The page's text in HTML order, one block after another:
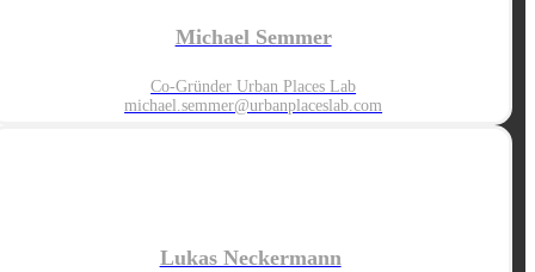
Michael Semmer
Co-Gründer Urban Places Lab
michael.semmer@urbanplaceslab.com
Lukas Neckermann